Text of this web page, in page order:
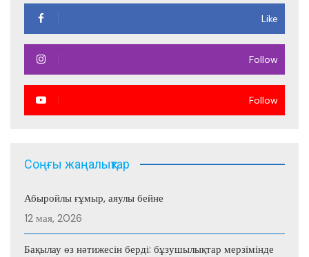
Like
Follow
Follow
Соңғы жаңалықтар
Абыройлы ғұмыр, аяулы бейне
12 мая, 2026
Бақылау өз нәтижесін берді: бұзушылықтар мерзімінде